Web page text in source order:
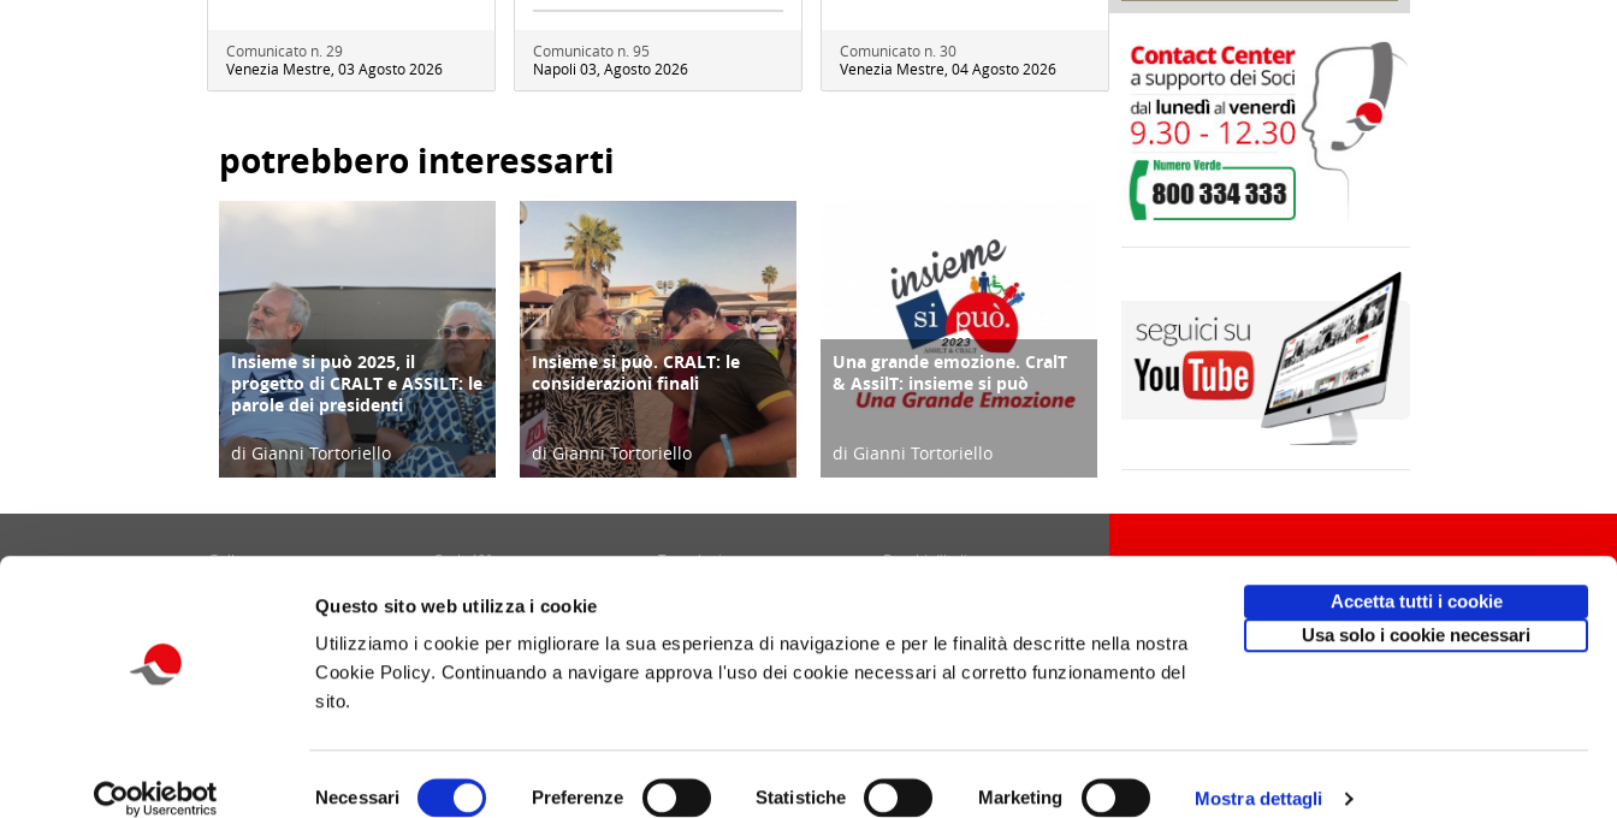
Questo sito web utilizza i cookie
Utilizziamo i cookie per migliorare la sua esperienza di navigazione e per le finalità descritte nella nostra
Cookie Policy. Continuando a navigare approva l'uso dei cookie necessari al corretto funzionamento del
sito.
del
Necessari Preferenze Statistiche Marketing Mostra dettagli
Accetta tutti i cookie
Usa solo i cookie necessari
Comunicato n. 29
Venezia Mestre, 03 Agosto 2026
Comunicato n. 95
Napoli 03, Agosto 2026
Comunicato n. 30
Venezia Mestre, 04 Agosto 2026
potrebbero interessarti
COPERTINA
Insieme si può 2025, il
progetto di CRALT e ASSILT: le
parole dei presidenti
di Gianni Tortoriello
COPERTINA
Insieme si può. CRALT: le
considerazioni finali
di Gianni Tortoriello
COPERTINA
Una grande emozione. CralT
& AssilT: insieme si può
di Gianni Tortoriello
17 Marzo 2018
Gallery
Cralt 40°
Turismo
Tecnologia
Diario di Viaggio
Attività
Borghi d'Italia
Copertina
Copyright - © 2026 Cralt delle Telecomunicazioni - P.Iva 01160141006.
Design communication.it/ Mobile friendly